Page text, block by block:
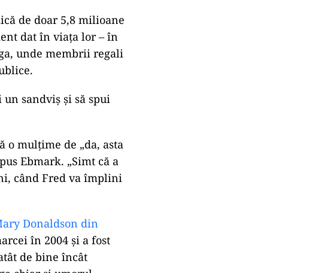
de doar 5,8 milioane
dat în viața lor – în
unde membrii regali
sandviș și să spui
o mulțime de „da, asta
Ebmark. „Simt că a
când Fred va împlini
Donaldson din
în 2004 și a fost
de bine încât